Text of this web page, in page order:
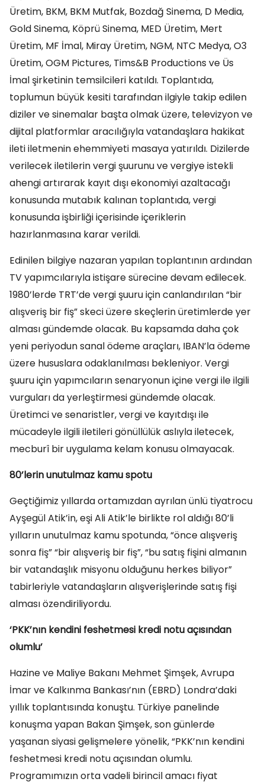
Üretim, BKM, BKM Mutfak, Bozdağ Sinema, D Media,
Gold Sinema, Köprü Sinema, MED Üretim, Mert
Üretim, MF İmal, Miray Üretim, NGM, NTC Medya, O3
Üretim, OGM Pictures, Tims&B Productions ve Üs
İmal şirketinin temsilcileri katıldı. Toplantıda,
toplumun büyük kesiti tarafından ilgiyle takip edilen
diziler ve sinemalar başta olmak üzere, televizyon ve
dijital platformlar aracılığıyla vatandaşlara hakikat
ileti iletmenin ehemmiyeti masaya yatırıldı. Dizilerde
verilecek iletilerin vergi şuurunu ve vergiye istekli
ahengi artırarak kayıt dışı ekonomiyi azaltacağı
konusunda mutabık kalınan toplantıda, vergi
konusunda işbirliği içerisinde içeriklerin
hazırlanmasına karar verildi.
Edinilen bilgiye nazaran yapılan toplantının ardından
TV yapımcılarıyla istişare sürecine devam edilecek.
1980’lerde TRT’de vergi şuuru için canlandırılan “bir
alışveriş bir fiş” skeci üzere skeçlerin üretimlerde yer
alması gündemde olacak. Bu kapsamda daha çok
yeni periyodun sanal ödeme araçları, IBAN’la ödeme
üzere hususlara odaklanılması bekleniyor. Vergi
şuuru için yapımcıların senaryonun içine vergi ile ilgili
vurguları da yerleştirmesi gündemde olacak.
Üretimci ve senaristler, vergi ve kayıtdışı ile
mücadeyle ilgili iletileri gönüllülük aslıyla iletecek,
mecburî bir uygulama kelam konusu olmayacak.
80’lerin unutulmaz kamu spotu
Geçtiğimiz yıllarda ortamızdan ayrılan ünlü tiyatrocu
Ayşegül Atik’in, eşi Ali Atik’le birlikte rol aldığı 80’li
yılların unutulmaz kamu spotunda, “önce alışveriş
sonra fiş” “bir alışveriş bir fiş”, “bu satış fişini almanın
bir vatandaşlık misyonu olduğunu herkes biliyor”
tabirleriyle vatandaşların alışverişlerinde satış fişi
alması özendiriliyordu.
‘PKK’nın kendini feshetmesi kredi notu açısından
olumlu’
Hazine ve Maliye Bakanı Mehmet Şimşek, Avrupa
İmar ve Kalkınma Bankası’nın (EBRD) Londra’daki
yıllık toplantısında konuştu. Türkiye panelinde
konuşma yapan Bakan Şimşek, son günlerde
yaşanan siyasi gelişmelere yönelik, “PKK’nın kendini
feshetmesi kredi notu açısından olumlu.
Programımızın orta vadeli birincil amacı fiyat